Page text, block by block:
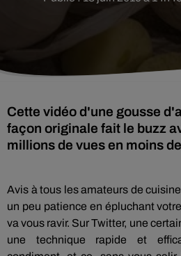
Cette vidéo d'une gousse
façon originale fait le buzz
millions de vues en moins
Avis à tous les amateurs de
un peu patience en épluchant
va vous ravir. Sur Twitter, une
une technique rapide et